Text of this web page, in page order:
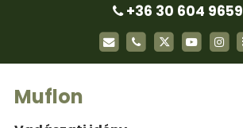
+36 30 604 9659
Muflon